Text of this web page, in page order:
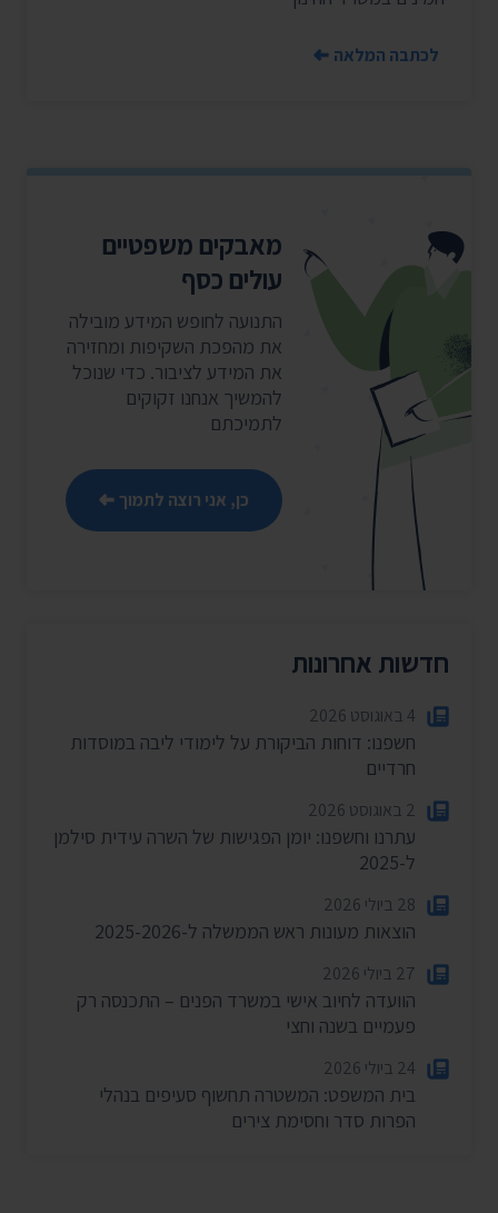
לכתבה המלאה
מאבקים משפטיים
עולים כסף
התנועה לחופש המידע מובילה
את מהפכת השקיפות ומחזירה
את המידע לציבור. כדי שנוכל
להמשיך אנחנו זקוקים
לתמיכתם
כן, אני רוצה לתמוך
חדשות אחרונות
4 באוגוסט 2026
חשפנו: דוחות הביקורת על לימודי ליבה במוסדות
חרדיים
2 באוגוסט 2026
עתרנו וחשפנו: יומן הפגישות של השרה עידית סילמן
ל-2025
28 ביולי 2026
הוצאות מעונות ראש הממשלה ל-2025-2026
27 ביולי 2026
הוועדה לחיוב אישי במשרד הפנים – התכנסה רק
פעמיים בשנה וחצי
24 ביולי 2026
בית המשפט: המשטרה תחשוף סעיפים בנהלי
הפרות סדר וחסימת צירים